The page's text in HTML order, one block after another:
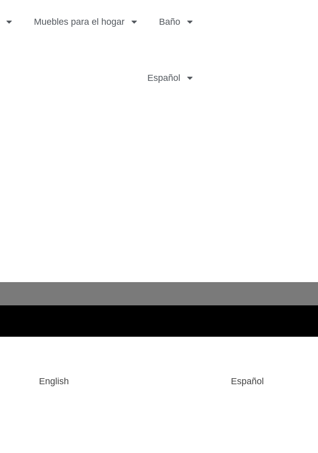
Muebles para el hogar Baño
Español
English Español